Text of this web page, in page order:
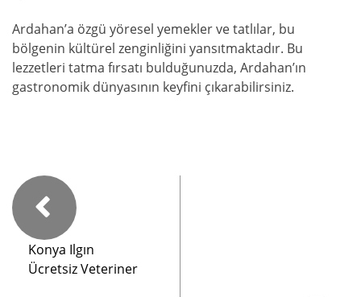
Ardahan’a özgü yöresel yemekler ve tatlılar, bu
bölgenin kültürel zenginliğini yansıtmaktadır. Bu
lezzetleri tatma fırsatı bulduğunuzda, Ardahan’ın
gastronomik dünyasının keyfini çıkarabilirsiniz.
Konya Ilgın
Ücretsiz Veteriner